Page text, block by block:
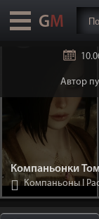
Автор
Компаньонки
Компаньоны I